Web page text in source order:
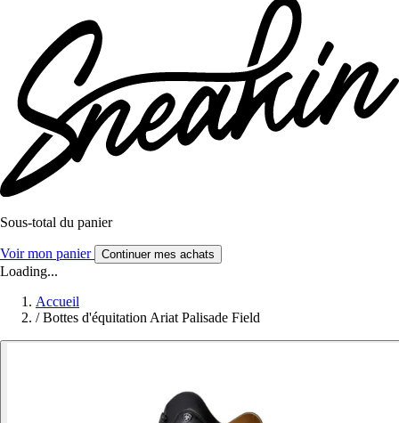
Sous-total du panier
Voir mon panier Continuer mes achats
Loading...
Accueil
/ Bottes d'équitation Ariat Palisade Field